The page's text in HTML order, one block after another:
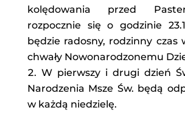
kolędowania przed
rozpocznie się o godzinie
będzie radosny, rodzinny czas
chwały Nowonarodzonemu
W pierwszy i drugi dzień
Narodzenia Msze Św. będą
w każdą niedzielę.